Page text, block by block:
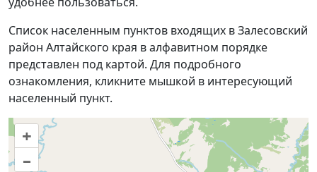
Список населенным пунктов входящих в Залесовский
район Алтайского края в алфавитном порядке
представлен под картой. Для подробного
ознакомления, кликните мышкой в интересующий
населенный пункт.
+
–